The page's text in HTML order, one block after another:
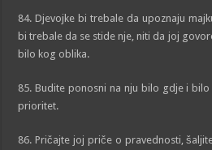
84. Djevojke bi trebale da upoznaju
bi trebale da se stide nje, niti da joj
bilo kog oblika.
85. Budite ponosni na nju bilo gdje i
prioritet.
86. Pričajte joj priče o pravednosti,